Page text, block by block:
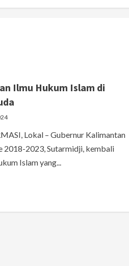
Ilmu Hukum Islam di
Lokal – Gubernur Kalimantan
2018-2023, Sutarmidji, kembali
Islam yang...